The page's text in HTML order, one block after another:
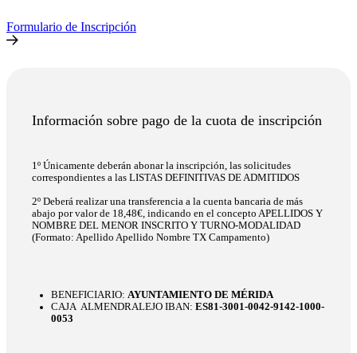
Formulario de Inscripción
Información sobre pago de la cuota de inscripción
1º Únicamente deberán abonar la inscripción, las solicitudes
correspondientes a las LISTAS DEFINITIVAS DE ADMITIDOS
2º Deberá realizar una transferencia a la cuenta bancaria de más
abajo por valor de 18,48€, indicando en el concepto APELLIDOS Y
NOMBRE DEL MENOR INSCRITO Y TURNO-MODALIDAD
(Formato: Apellido Apellido Nombre TX Campamento)
BENEFICIARIO: AYUNTAMIENTO DE MÉRIDA
CAJA ALMENDRALEJO IBAN: ES81-3001-0042-9142-1000-
0053